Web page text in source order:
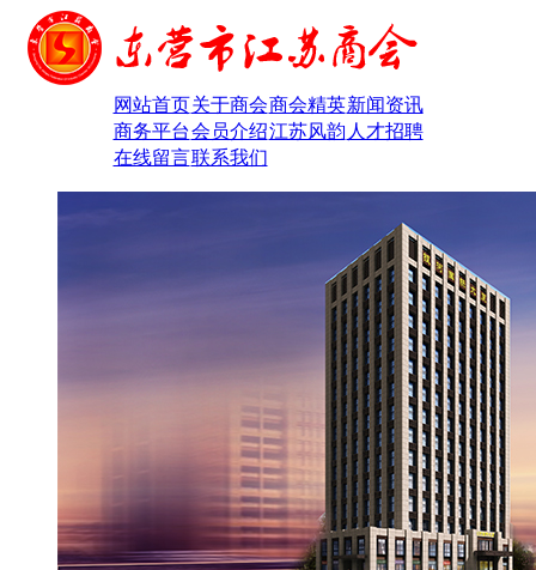
网站首页关于商会商会精英新闻资讯
商务平台会员介绍江苏风韵 人才招聘
在线留言联系我们